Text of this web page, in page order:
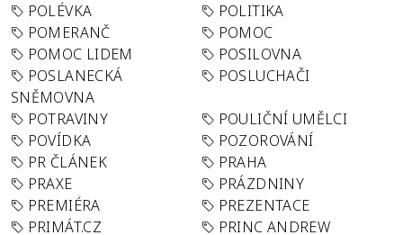
POLÉVKA
POLITIKA
POMERANČ
POMOC
POMOC LIDEM
POSILOVNA
POSLANECKÁ
SNĚMOVNA
POSLUCHAČI
POTRAVINY
POULIČNÍ UMĚLCI
POVÍDKA
POZOROVÁNÍ
PR ČLÁNEK
PRAHA
PRAXE
PRÁZDNINY
PREMIÉRA
PREZENTACE
PRIMÁT.CZ
PRINC ANDREW